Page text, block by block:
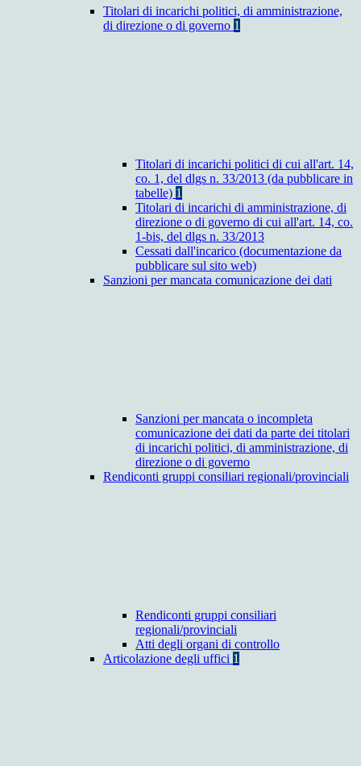
Titolari di incarichi politici, di amministrazione,
di direzione o di governo 1
Titolari di incarichi politici di cui all'art. 14,
co. 1, del dlgs n. 33/2013 (da pubblicare in
tabelle) 1
Titolari di incarichi di amministrazione, di
direzione o di governo di cui all'art. 14, co.
1-bis, del dlgs n. 33/2013
Cessati dall'incarico (documentazione da
pubblicare sul sito web)
Sanzioni per mancata comunicazione dei dati
Sanzioni per mancata o incompleta
comunicazione dei dati da parte dei titolari
di incarichi politici, di amministrazione, di
direzione o di governo
Rendiconti gruppi consiliari regionali/provinciali
Rendiconti gruppi consiliari
regionali/provinciali
Atti degli organi di controllo
Articolazione degli uffici 1